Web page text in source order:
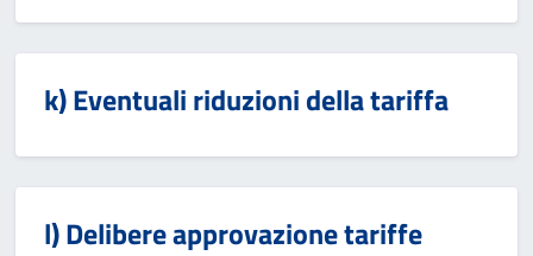
k) Eventuali riduzioni della tariffa
l) Delibere approvazione tariffe